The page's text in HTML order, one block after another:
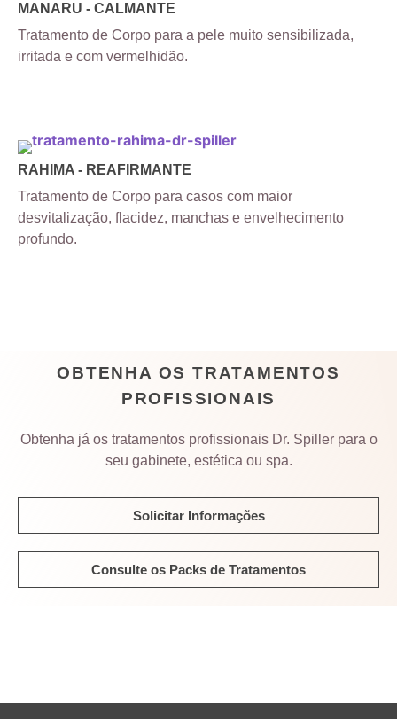
MANARU - CALMANTE
Tratamento de Corpo para a pele muito sensibilizada,
irritada e com vermelhidão.
RAHIMA - REAFIRMANTE
Tratamento de Corpo para casos com maior
desvitalização, flacidez, manchas e envelhecimento
profundo.
OBTENHA OS TRATAMENTOS
PROFISSIONAIS
Obtenha já os tratamentos profissionais Dr. Spiller para o
seu gabinete, estética ou spa.
Consulte os Packs de Tratamentos
Solicitar Informações